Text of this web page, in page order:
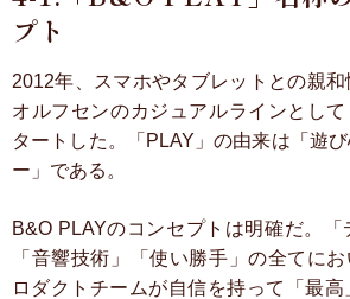
プト
2012年、スマホやタブレットとの親
オルフセンのカジュアルラインとし
タートした。「PLAY」の由来は「遊
ー」である。
B&O PLAYのコンセプトは明確だ。「
「音響技術」「使い勝手」の全てに
ロダクトチームが自信を持って「最